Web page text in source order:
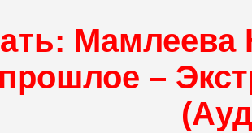
Мамлеева
прошлое –